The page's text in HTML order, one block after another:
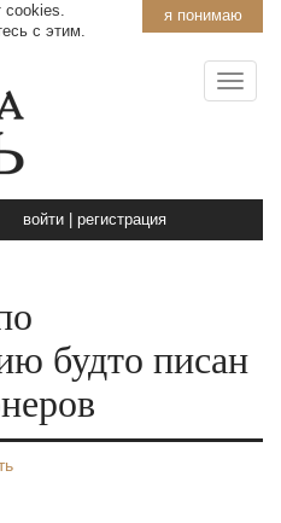
я понимаю
cookies.
с этим.
войти регистрация
будто писан